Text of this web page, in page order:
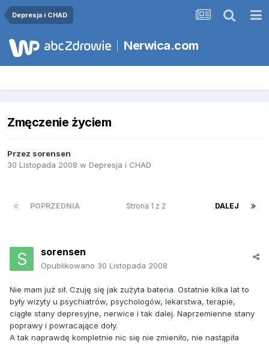
Depresja i CHAD
Nerwica.com
Zmęczenie życiem
Przez sorensen
30 Listopada 2008 w Depresja i CHAD
POPRZEDNIA DALEJ
Strona 1 z 2
sorensen
Opublikowano 30 Listopada 2008
Nie mam już sił. Czuję się jak zużyta bateria. Ostatnie kilka lat to
były wizyty u psychiatrów, psychologów, lekarstwa, terapie,
ciągłe stany depresyjne, nerwice i tak dalej. Naprzemienne stany
poprawy i powracające doły.
A tak naprawdę kompletnie nic się nie zmieniło, nie nastąpiła